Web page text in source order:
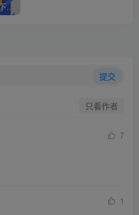
免费试看区 不能播放请对照下面问题 如果还是不能播放请不要充值
提交
只看作者
7
1